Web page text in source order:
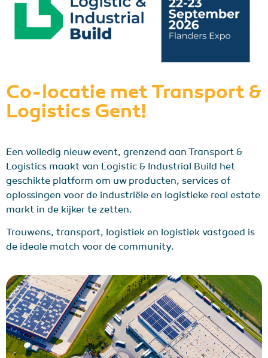
Co-locatie met Transport &
Logistics Gent!
Een volledig nieuw event, grenzend aan Transport &
Logistics maakt van Logistic & Industrial Build het
geschikte platform om uw producten, services of
oplossingen voor de industriële en logistieke real estate
markt in de kijker te zetten.
Trouwens, transport, logistiek en logistiek vastgoed is
de ideale match voor de community.